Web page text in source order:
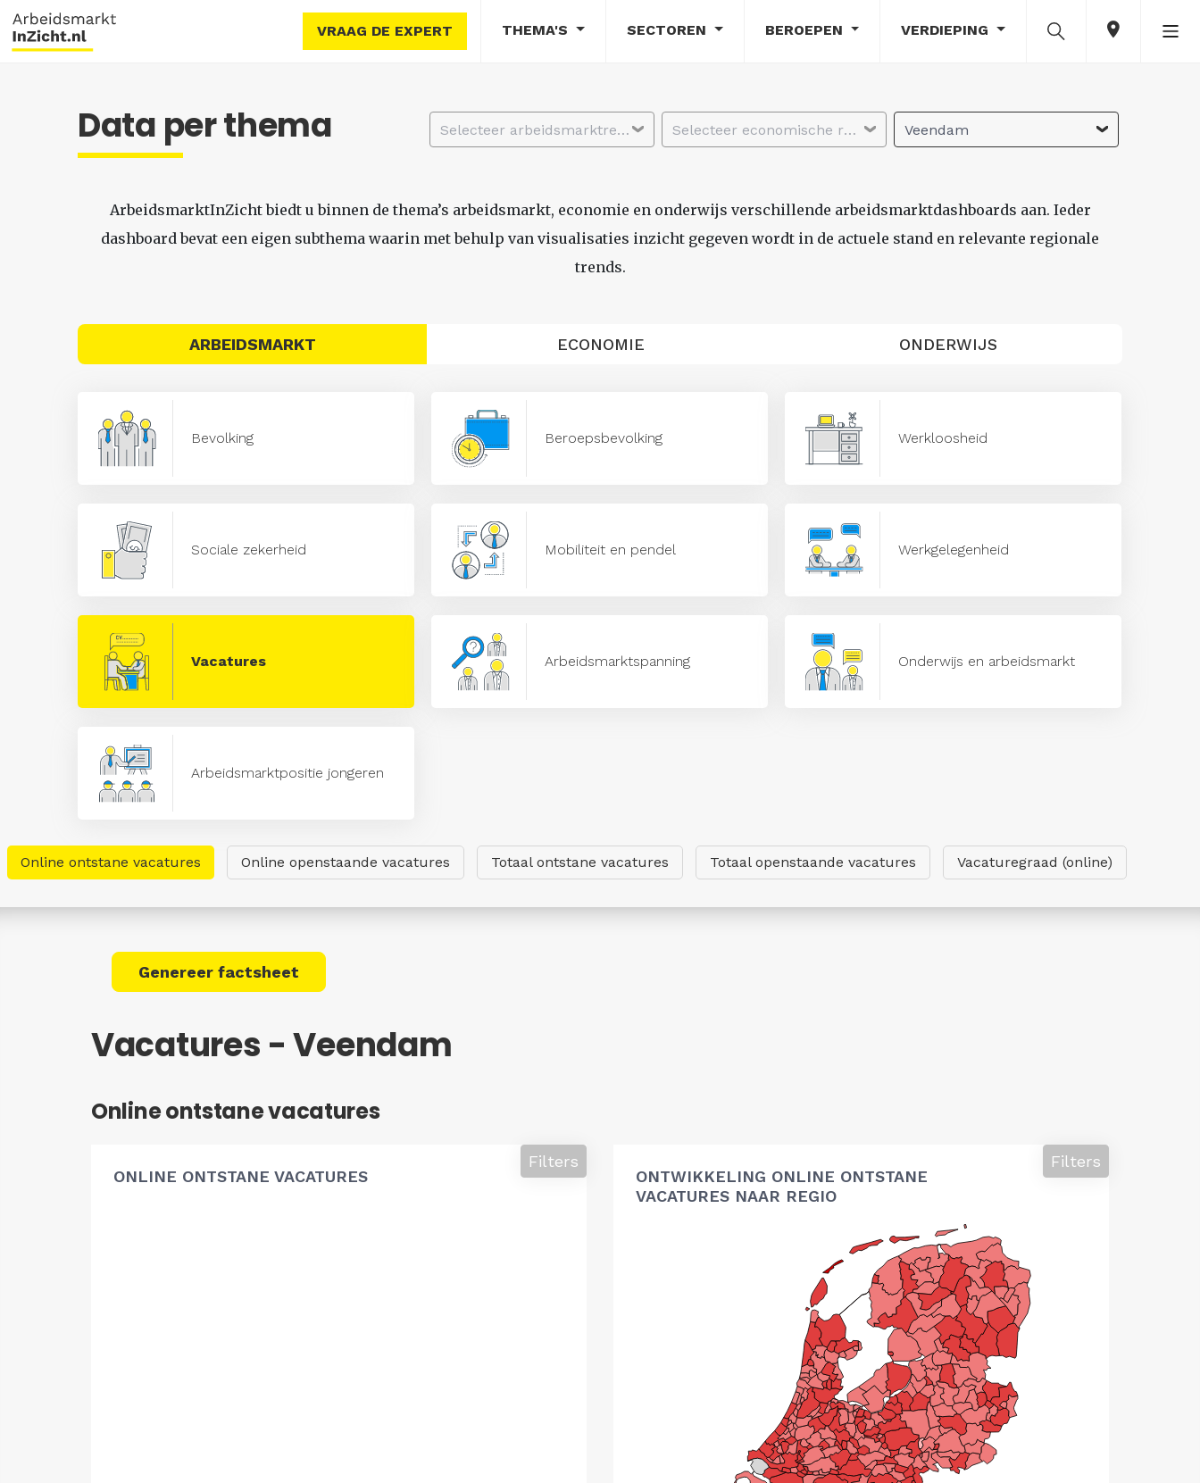
VRAAG DE EXPERT THEMA'S SECTOREN BEROEPEN VERDIEPING
Data per thema Selecteer arbeidsmarktregio Selecteer economische regio Veendam
ArbeidsmarktInZicht biedt u binnen de thema’s arbeidsmarkt, economie en onderwijs verschillende arbeidsmarktdashboards aan. Ieder
dashboard bevat een eigen subthema waarin met behulp van visualisaties inzicht gegeven wordt in de actuele stand en relevante regionale
trends.
ARBEIDSMARKT ECONOMIE ONDERWIJS
Bevolking Beroepsbevolking Werkloosheid
Sociale zekerheid Mobiliteit en pendel Werkgelegenheid
Vacatures Arbeidsmarktspanning Onderwijs en arbeidsmarkt
Arbeidsmarktpositie jongeren
Online ontstane vacatures Online openstaande vacatures Totaal ontstane vacatures Totaal openstaande vacatures Vacaturegraad (online)
Genereer factsheet
Vacatures - Veendam
Online ontstane vacatures
ONLINE ONTSTANE VACATURES
Filters
ONTWIKKELING ONLINE ONTSTANE
VACATURES NAAR REGIO
Filters